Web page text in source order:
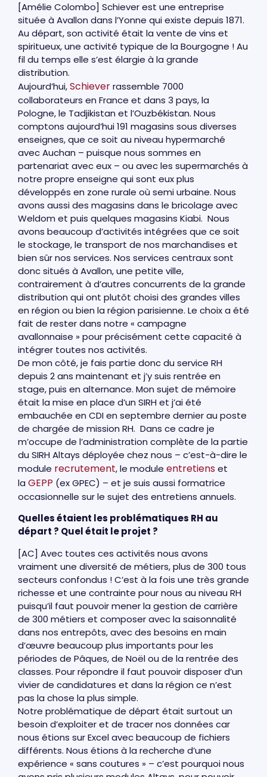
[Amélie Colombo] Schiever est une entreprise
située à Avallon dans l’Yonne qui existe depuis 1871.
Au départ, son activité était la vente de vins et
spiritueux, une activité typique de la Bourgogne ! Au
fil du temps elle s’est élargie à la grande
distribution.
Aujourd’hui,Schieverrassemble 7000
collaborateurs en France et dans 3 pays, la
Pologne, le Tadjikistan et l’Ouzbékistan. Nous
comptons aujourd’hui 191 magasins sous diverses
enseignes, que ce soit au niveau hypermarché
avec Auchan – puisque nous sommes en
partenariat avec eux – ou avec les supermarchés à
notre propre enseigne qui sont eux plus
développés en zone rurale où semi urbaine. Nous
avons aussi des magasins dans le bricolage avec
Weldom et puis quelques magasins Kiabi. Nous
avons beaucoup d’activités intégrées que ce soit
le stockage, le transport de nos marchandises et
bien sûr nos services. Nos services centraux sont
donc situés à Avallon, une petite ville,
contrairement à d’autres concurrents de la grande
distribution qui ont plutôt choisi des grandes villes
en région ou bien la région parisienne. Le choix a été
fait de rester dans notre « campagne
avallonnaise » pour précisément cette capacité à
intégrer toutes nos activités.
De mon côté, je fais partie donc du service RH
depuis 2 ans maintenant et j’y suis rentrée en
stage, puis en alternance. Mon sujet de mémoire
était la mise en place d’un SIRH et j’ai été
embauchée en CDI en septembre dernier au poste
de chargée de mission RH. Dans ce cadre je
m’occupe de l’administration complète de la partie
du SIRH Altays déployée chez nous – c’est-à-dire le
module recrutement, le module entretienset
la GEPP (ex GPEC) – et je suis aussi formatrice
occasionnelle sur le sujet des entretiens annuels.
Quelles étaient les problématiques RH au
départ ? Quel était le projet ?
[AC] Avec toutes ces activités nous avons
vraiment une diversité de métiers, plus de 300 tous
secteurs confondus ! C’est à la fois une très grande
richesse et une contrainte pour nous au niveau RH
puisqu’il faut pouvoir mener la gestion de carrière
de 300 métiers et composer avec la saisonnalité
dans nos entrepôts, avec des besoins en main
d’œuvre beaucoup plus importants pour les
périodes de Pâques, de Noël ou de la rentrée des
classes. Pour répondre il faut pouvoir disposer d’un
vivier de candidatures et dans la région ce n’est
pas la chose la plus simple.
Notre problématique de départ était surtout un
besoin d’exploiter et de tracer nos données car
nous étions sur Excel avec beaucoup de fichiers
différents. Nous étions à la recherche d’une
expérience « sans coutures » – c’est pourquoi nous